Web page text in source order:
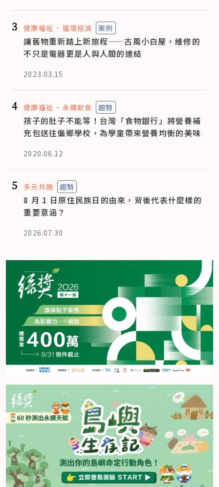
3 健康福祉 循環經濟 案例
讓舊物重新踏上新旅程——古風小白屋，維修的
不只是電器更是人與人間的連結
2023.03.15
4 健康福祉 永續飲食 趨勢
孩子的肚子不能等！台灣「食物銀行」將營養補
充包送往偏鄉學校，為學童帶來營養均衡的美味
2020.06.12
5 多元共融 趨勢
8 月 1 日原住民族日的由來，背後代表什麼樣的
重要意涵？
2026.07.30